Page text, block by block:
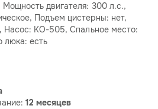
двигателя: 300 л.с.,
Подъем цистерны: нет,
Насос: КО-505, Спальное место:
люка: есть
12 месяцев